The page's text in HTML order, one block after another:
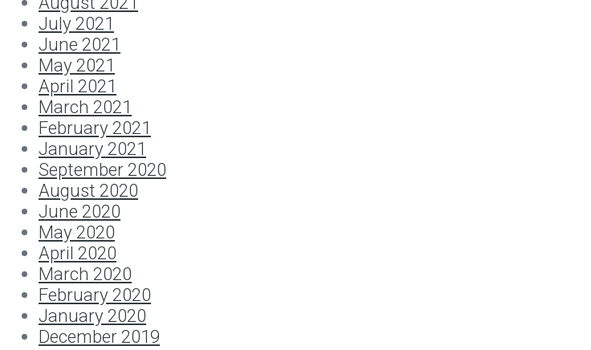
July 2021
June 2021
May 2021
April 2021
March 2021
February 2021
January 2021
September 2020
August 2020
June 2020
May 2020
April 2020
March 2020
February 2020
January 2020
December 2019